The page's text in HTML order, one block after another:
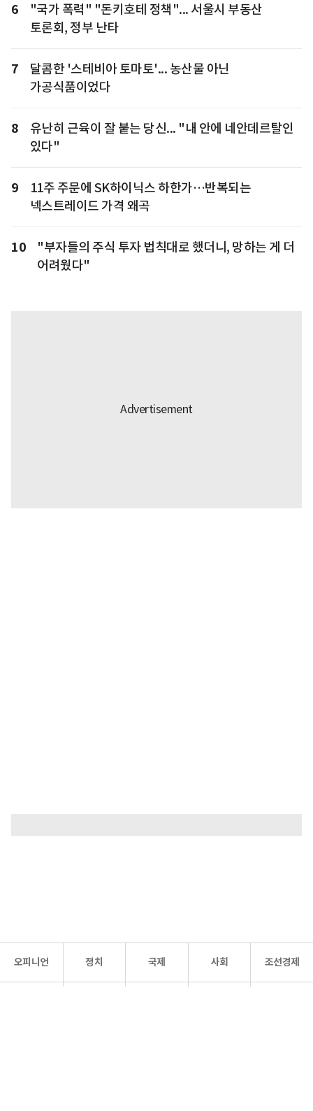
6
"국가 폭력" "돈키호테 정책"... 서울시 부동산
토론회, 정부 난타
7
달콤한 '스테비아 토마토'... 농산물 아닌
가공식품이었다
8
유난히 근육이 잘 붙는 당신... "내 안에 네안데르탈인
있다"
9
11주 주문에 SK하이닉스 하한가…반복되는
넥스트레이드 가격 왜곡
10
"부자들의 주식 투자 법칙대로 했더니, 망하는 게 더
어려웠다"
오피니언 정치 국제 사회 조선경제